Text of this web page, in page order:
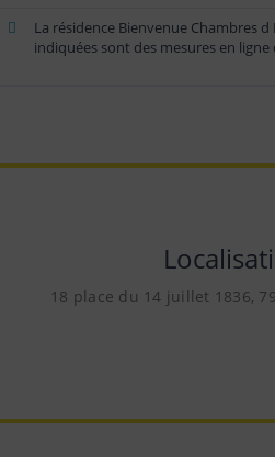
La résidence Bienvenue Chambres
indiquées sont des mesures en
18 place du 14 juillet 1836,